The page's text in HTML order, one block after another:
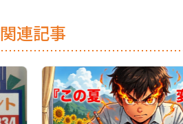
関連記事